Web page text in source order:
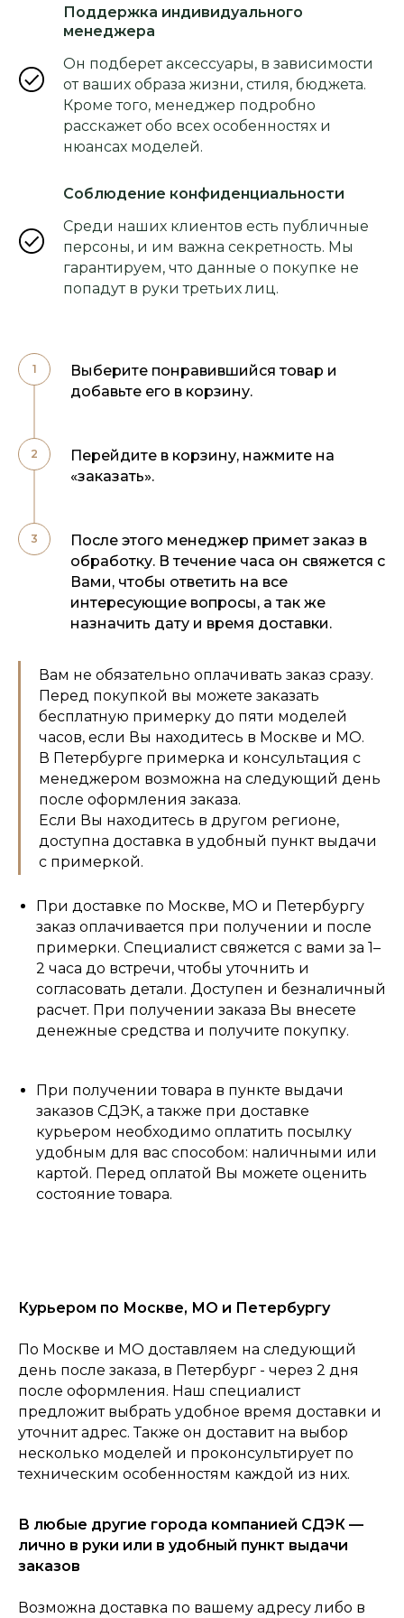
Главная Каталог
Консультация Корзина
Поддержка индивидуального
менеджера
Он подберет аксессуары, в зависимости
от ваших образа жизни, стиля, бюджета.
Кроме того, менеджер подробно
расскажет обо всех особенностях и
нюансах моделей.
Соблюдение конфиденциальности
Среди наших клиентов есть публичные
персоны, и им важна секретность. Мы
гарантируем, что данные о покупке не
попадут в руки третьих лиц.
Выберите понравившийся товар и
добавьте его в корзину.
Перейдите в корзину, нажмите на
«заказать».
После этого менеджер примет заказ в
обработку. В течение часа он свяжется с
Вами, чтобы ответить на все
интересующие вопросы, а так же
назначить дату и время доставки.
Вам не обязательно оплачивать заказ сразу.
Перед покупкой вы можете заказать
бесплатную примерку до пяти моделей
часов, если Вы находитесь в Москве и МО.
В Петербурге примерка и консультация с
менеджером возможна на следующий день
после оформления заказа.
Если Вы находитесь в другом регионе,
доступна доставка в удобный пункт выдачи
с примеркой.
При доставке по Москве, МО и Петербургу
заказ оплачивается при получении и после
примерки. Специалист свяжется с вами за 1–
2 часа до встречи, чтобы уточнить и
согласовать детали. Доступен и безналичный
расчет. При получении заказа Вы внесете
денежные средства и получите покупку.
При получении товара в пункте выдачи
заказов СДЭК, а также при доставке
курьером необходимо оплатить посылку
удобным для вас способом: наличными или
картой. Перед оплатой Вы можете оценить
состояние товара.
Курьером по Москве, МО и Петербургу
По Москве и МО доставляем на следующий
день после заказа, в Петербург - через 2 дня
после оформления. Наш специалист
предложит выбрать удобное время доставки и
уточнит адрес. Также он доставит на выбор
несколько моделей и проконсультирует по
техническим особенностям каждой из них.
В любые другие города компанией СДЭК —
лично в руки или в удобный пункт выдачи
заказов
Возможна доставка по вашему адресу либо в